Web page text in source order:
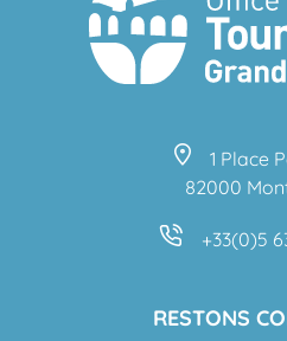
1 Place
82000
+33(0)5
RESTONS